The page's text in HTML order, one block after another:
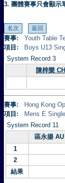
3. 團體賽事只會顯示
賽事:
Youth Table
項目:
Boys U13
System Record 3
陳梓樂
賽事:
Hong Kong
項目:
Mens E
System Record 11
區永揚
1
2
結果